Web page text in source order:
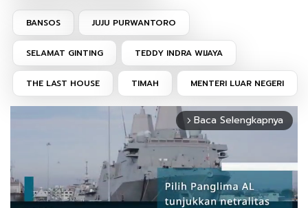
BANSOS JUJU PURWANTORO
SELAMAT GINTING TEDDY INDRA WIJAYA
THE LAST HOUSE TIMAH MENTERI LUAR NEGERI
arrow_forward_ios Baca Selengkapnya